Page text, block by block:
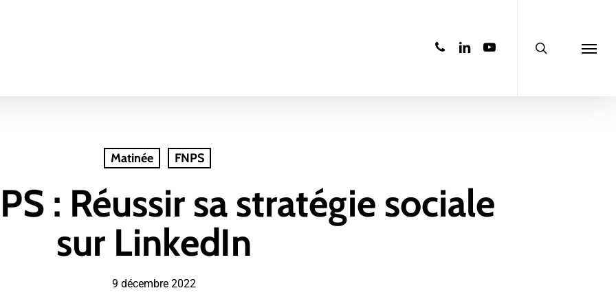
Menu
linkedin youtube
phone
Matinée FNPS
: Réussir sa stratégie sociale
sur LinkedIn
9 décembre 2022